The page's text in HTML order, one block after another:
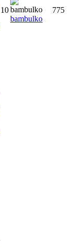
10
bambulko
775